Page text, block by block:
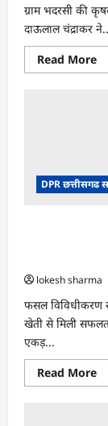
ग्राम भदरसी की
दाऊलाल चंद्राकर
Read More
ने
DPR छत्तीसगढ
lokesh sharma
फसल
खेती से मिली
एकड़...
Read More